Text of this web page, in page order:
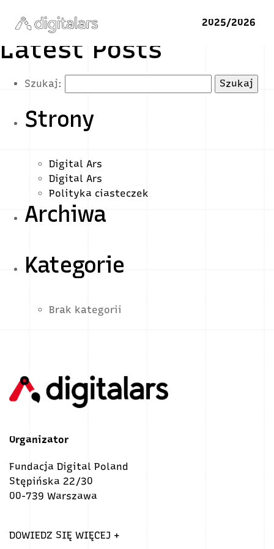
2025/2026
Latest Posts
Szukaj:
Strony
Digital Ars
Digital Ars
Polityka ciasteczek
Archiwa
Kategorie
Brak kategorii
Organizator
Fundacja Digital Poland
Stępińska 22/30
00-739 Warszawa
DOWIEDZ SIĘ WIĘCEJ +